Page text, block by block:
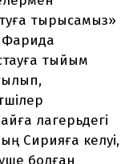
тырысамыз»
Фарида
тыйым
лагерьдегі
Сирияға келуі,
болған